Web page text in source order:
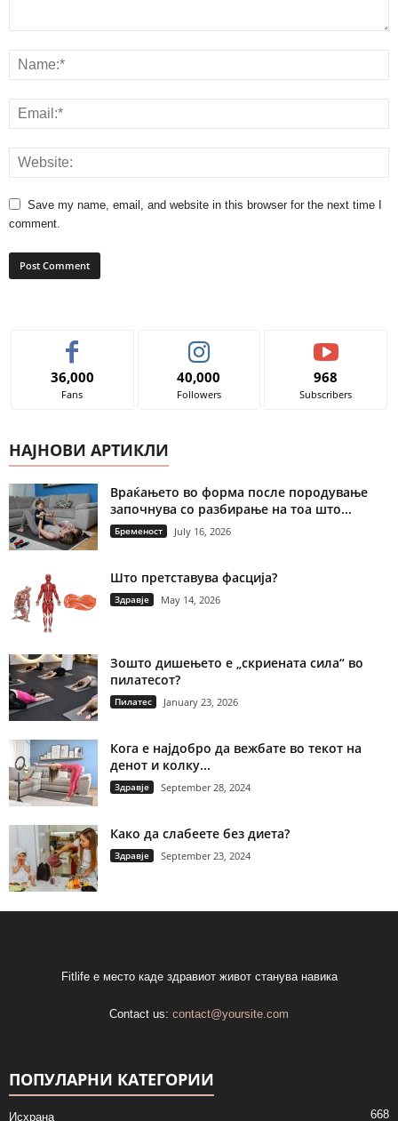
Save my name, email, and website in this browser for the next time I
comment.
36,000
Fans
40,000
Followers
968
Subscribers
НАЈНОВИ АРТИКЛИ
Враќањето во форма после породување
започнува со разбирање на тоа што...
Бременост July 16, 2026
Што претставува фасција?
Здравје May 14, 2026
Зошто дишењето е „скриената сила“ во
пилатесот?
Пилатес January 23, 2026
Кога е најдобро да вежбате во текот на
денот и колку...
Здравје September 28, 2024
Како да слабеете без диета?
Здравје September 23, 2024
Fitlife е место каде здравиот живот станува навика
Contact us: contact@yoursite.com
ПОПУЛАРНИ КАТЕГОРИИ
Исхрана 668